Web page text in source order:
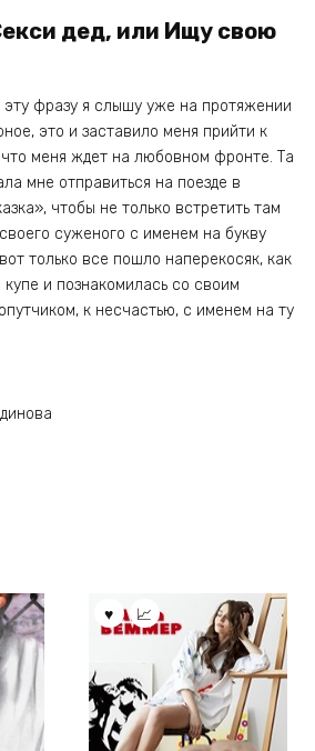
дед, или Ищу свою
фразу я слышу уже на протяжении
это и заставило меня прийти к
что меня ждет на любовном фронте. Та
мне отправиться на поезде в
чтобы не только встретить там
суженого с именем на букву
только все пошло наперекосяк, как
и познакомилась со своим
к несчастью, с именем на ту